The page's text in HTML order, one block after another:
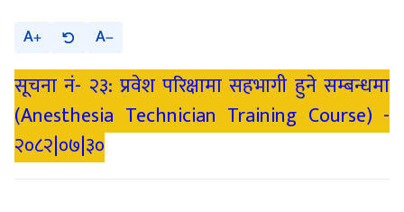
A
A
सूचना नं- २३: प्रवेश परिक्षामा सहभागी हुने सम्बन्धमा
(Anesthesia Technician Training Course) -
२०८२|०७|३०